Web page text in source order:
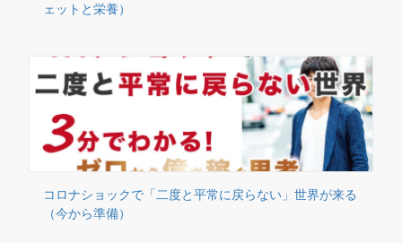
ェットと栄養）
コロナショックで「二度と平常に戻らない」世界が来る
（今から準備）